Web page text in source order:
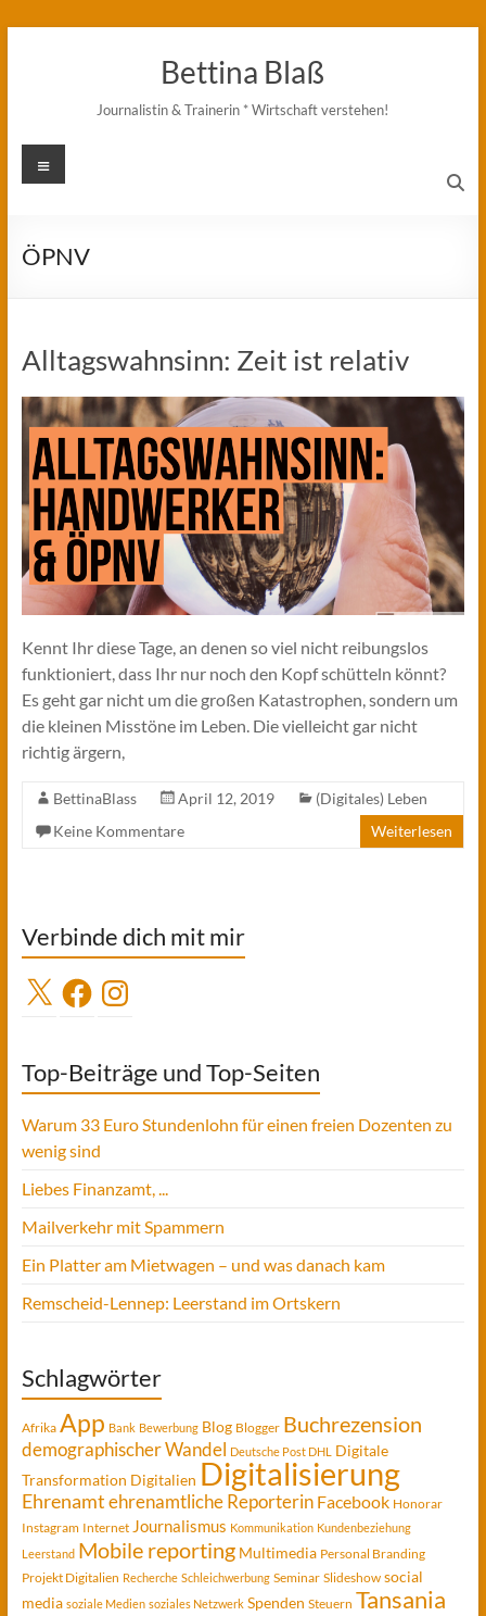
Bettina Blaß
Journalistin & Trainerin * Wirtschaft verstehen!
Menü
ÖPNV
Alltagswahnsinn: Zeit ist relativ
Kennt Ihr diese Tage, an denen so viel nicht reibungslos
funktioniert, dass Ihr nur noch den Kopf schütteln könnt?
Es geht gar nicht um die großen Katastrophen, sondern um
die kleinen Misstöne im Leben. Die vielleicht gar nicht
richtig ärgern,
BettinaBlass April 12, 2019
(Digitales) Leben
Keine Kommentare
Weiterlesen
Verbinde dich mit mir
X FacebookInstagram
Top-Beiträge und Top-Seiten
Warum 33 Euro Stundenlohn für einen freien Dozenten zu
wenig sind
Liebes Finanzamt, ...
Mailverkehr mit Spammern
Ein Platter am Mietwagen – und was danach kam
Remscheid-Lennep: Leerstand im Ortskern
Schlagwörter
Afrika App Bank Bewerbung Blog Blogger Buchrezension
demographischer Wandel Deutsche Post DHL
Digitale
Transformation Digitalien Digitalisierung
Ehrenamtehrenamtliche Reporterin Facebook Honorar
Instagram Internet Journalismus Kommunikation Kundenbeziehung
Leerstand Mobile reporting Multimedia Personal Branding
Projekt Digitalien Recherche Schleichwerbung Seminar Slideshow social
media soziale Medien soziales Netzwerk Spenden Steuern Tansania